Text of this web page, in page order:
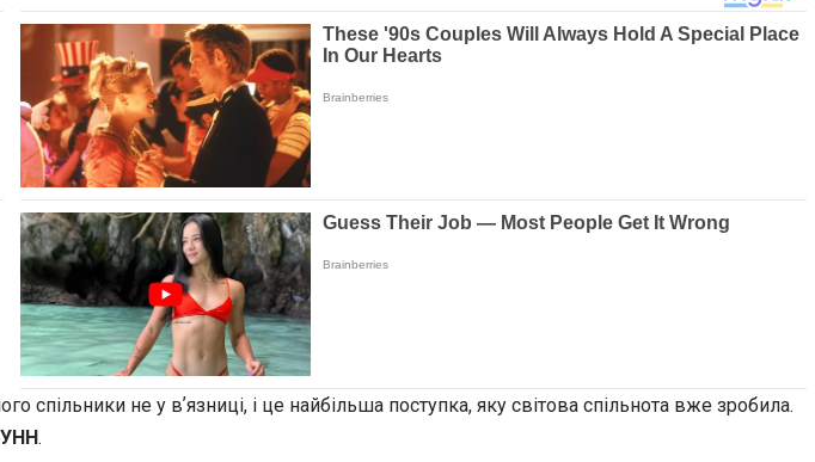
спільники не у вʼязниці, і це найбільша поступка, яку світова спільнота вже зробила.
УНН.